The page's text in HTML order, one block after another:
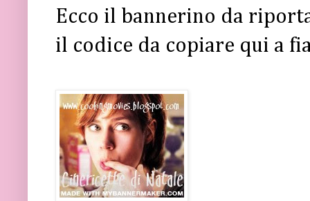
Ecco il bannerino da
il codice da copiare qui a